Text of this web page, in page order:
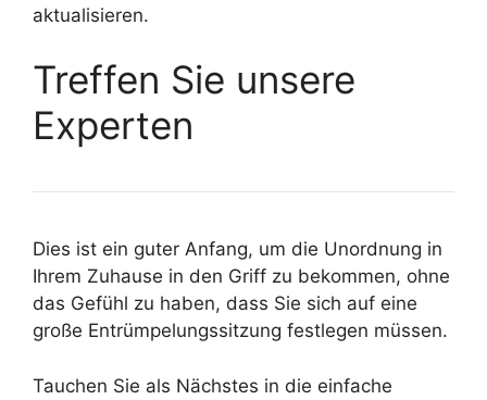
aktualisieren.
Treffen Sie unsere
Experten
Dies ist ein guter Anfang, um die Unordnung in
Ihrem Zuhause in den Griff zu bekommen, ohne
das Gefühl zu haben, dass Sie sich auf eine
große Entrümpelungssitzung festlegen müssen.
Tauchen Sie als Nächstes in die einfache